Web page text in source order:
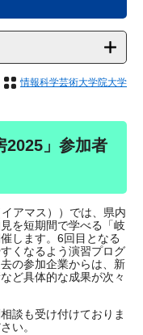
情報科学芸術大学院大学
2025」参加者
アマス））では、県内
を短期間で学べる「岐
します。6回目となる
くなるよう演習プログ
の参加企業からは、新
ど具体的な成果が次々
談も受け付けておりま
い。